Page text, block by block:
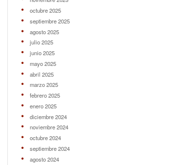
octubre 2025
septiembre 2025
agosto 2025
julio 2025
junio 2025
mayo 2025
abril 2025
marzo 2025
febrero 2025
enero 2025
diciembre 2024
noviembre 2024
octubre 2024
septiembre 2024
agosto 2024